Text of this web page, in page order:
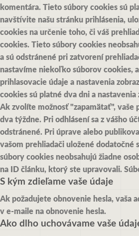
komentára. Tieto súbory cookies sú
navštívite našu stránku prihlásenia,
cookies na určenie toho, či váš
cookies. Tieto súbory cookies
a sú odstránené pri zatvorení
nastavíme niekoľko súborov cookies,
prihlasovacie údaje a nastavenia
cookies sú platné dva dni a nastavenia
Ak zvolíte možnosť "zapamätať", vaše
dva týždne. Pri odhlásení sa z vášho
odstránené. Pri úprave alebo
vašom prehliadači uložené dodatočné
súbory cookies neobsahujú žiadne
na ID článku, ktorý ste upravovali.
S kým zdieľame vaše údaje
Ak požadujete obnovenie hesla, vaša
v e-maile na obnovenie hesla.
Ako dlho uchovávame vaše